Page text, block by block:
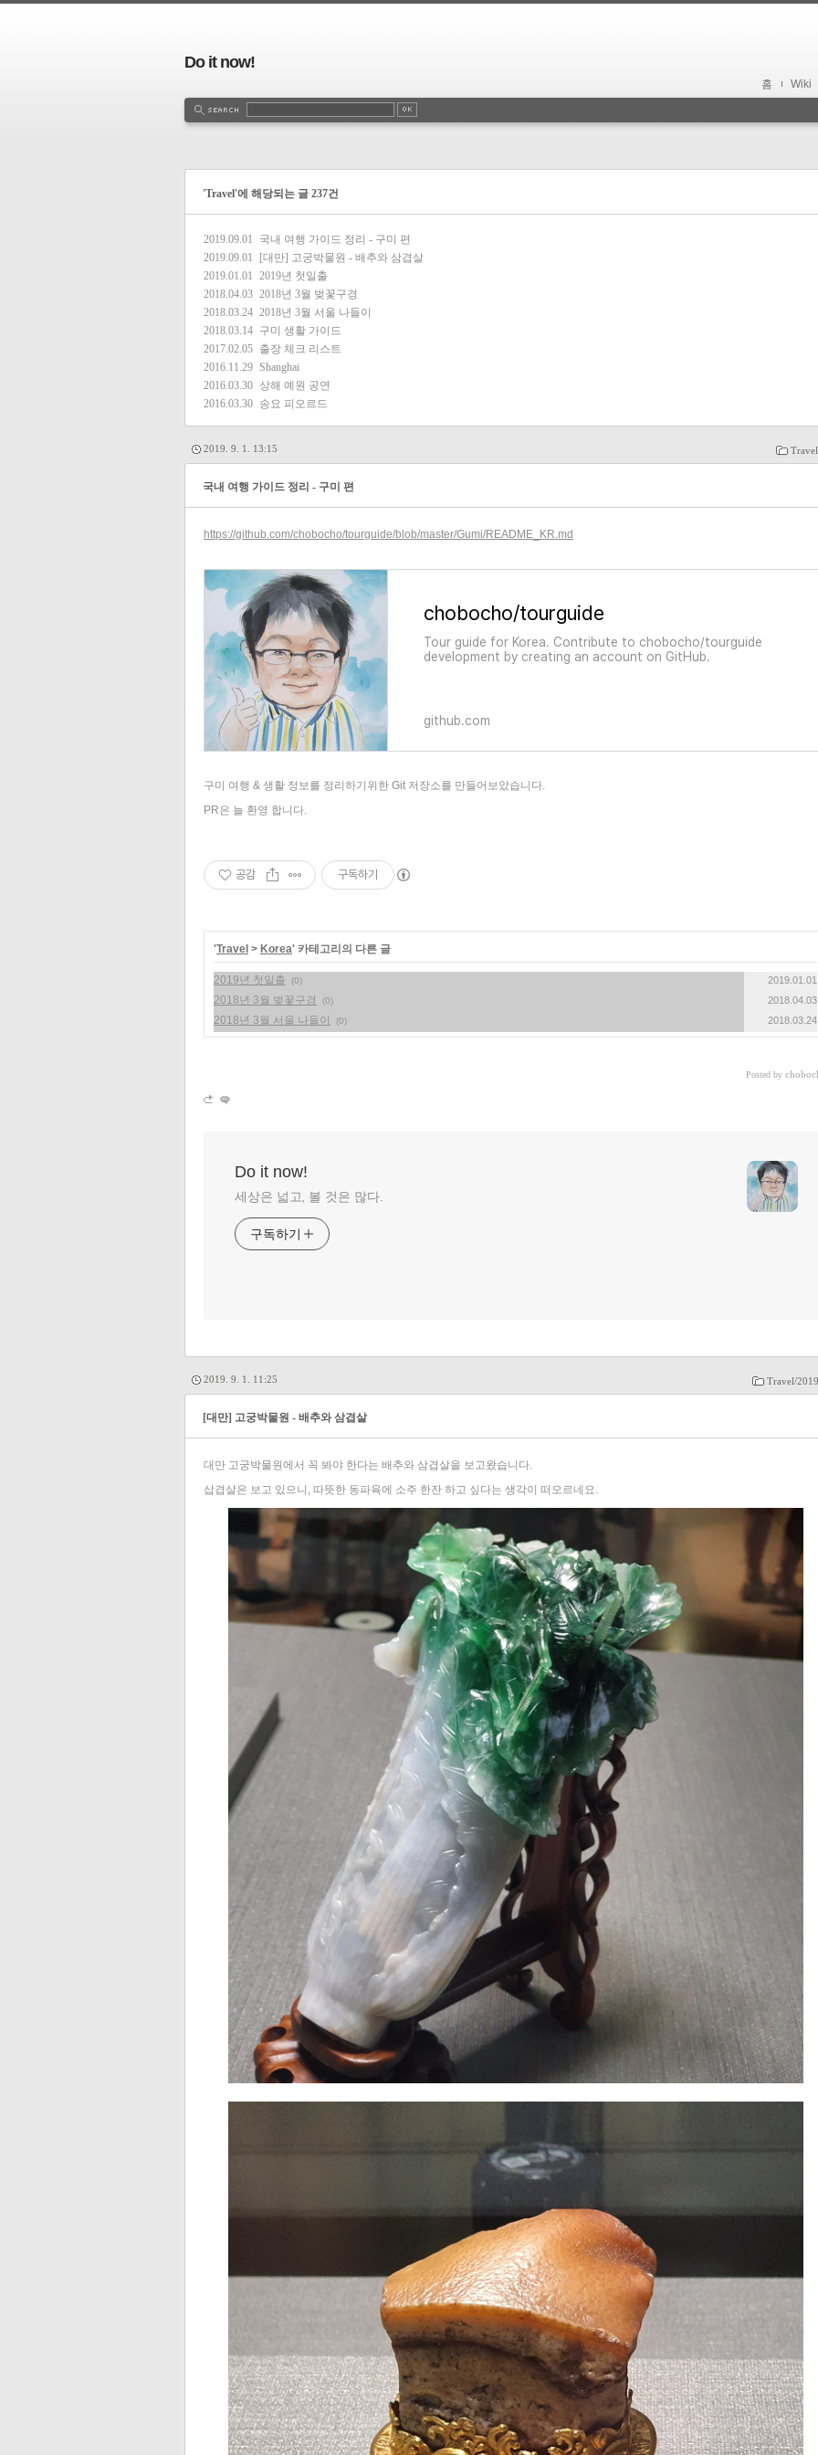
Do it now!
홈 Wiki
'Travel'에 해당되는 글 237건
2019.09.01
국내 여행 가이드 정리 - 구미 편
2019.09.01
[대만] 고궁박물원 - 배추와 삼겹살
2019.01.01 2019년 첫일출
2018.04.03 2018년 3월 벚꽃구경
2018.03.24 2018년 3월 서울 나들이
2018.03.14 구미 생활 가이드
2017.02.05 출장 체크 리스트
2016.11.29 Shanghai
2016.03.30 상해 예원 공연
2016.03.30 송요 피오르드
2019. 9. 1. 13:15
국내 여행 가이드 정리 - 구미 편
https://github.com/chobocho/tourguide/blob/master/Gumi/README_KR.md
chobocho/tourguide
Tour guide for Korea. Contribute to chobocho/tourguide
development by creating an account on GitHub.
github.com
구미 여행 & 생활 정보를 정리하기위한 Git 저장소를 만들어보았습니다.
PR은 늘 환영 합니다.
공감 구독하기
'Travel > Korea' 카테고리의 다른 글
2019년 첫일출 (0) 2019.01.01
2018년 3월 벚꽃구경 (0) 2018.04.03
2018년 3월 서울 나들이 (0) 2018.03.24
Posted by
Do it now!
세상은 넓고, 볼 것은 많다.
구독하기
Travel/
2019. 9. 1. 11:25
[대만] 고궁박물원 - 배추와 삼겹살
대만 고궁박물원에서 꼭 봐야 한다는 배추와 삼겹살을 보고왔습니다.
삽겹살은 보고 있으니, 따뜻한 동파육에 소주 한잔 하고 싶다는 생각이 떠오르네요.